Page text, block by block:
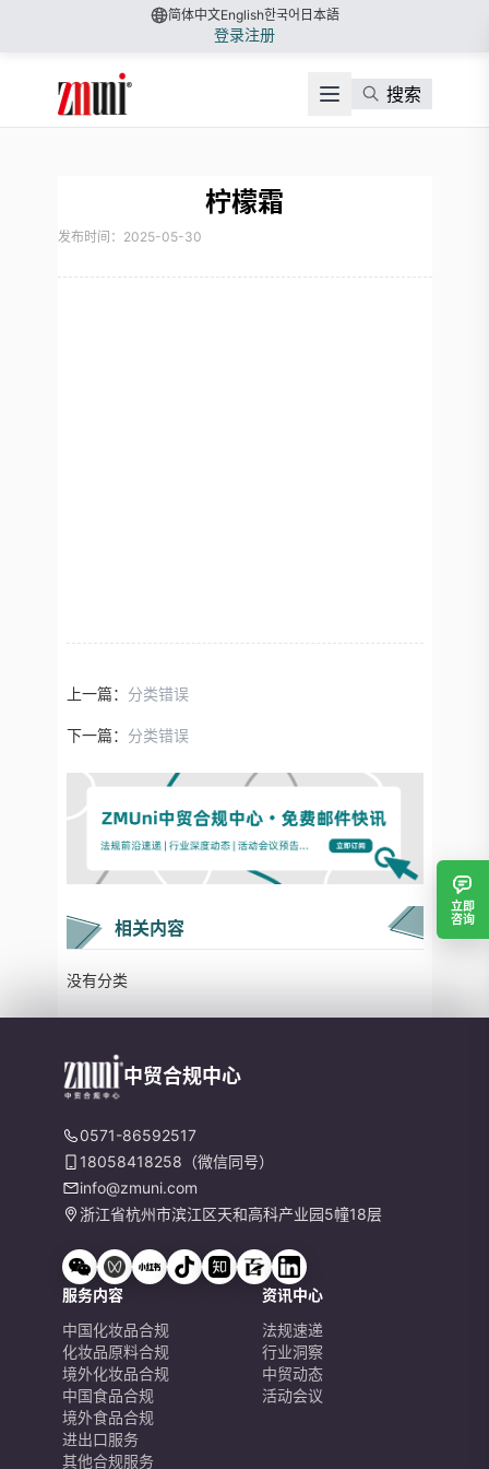
简体中文English한국어 日本語
登录注册
搜索
柠檬霜
发布时间：2025-05-30
上一篇： 分类错误
下一篇： 分类错误
相关内容
没有分类
立即
咨询
中贸合规中心
0571-86592517
18058418258（微信同号）
info@zmuni.com
浙江省杭州市滨江区天和高科产业园5幢18层
服务内容
中国化妆品合规
化妆品原料合规
境外化妆品合规
中国食品合规
境外食品合规
进出口服务
其他合规服务
资讯中心
法规速递
行业洞察
中贸动态
活动会议